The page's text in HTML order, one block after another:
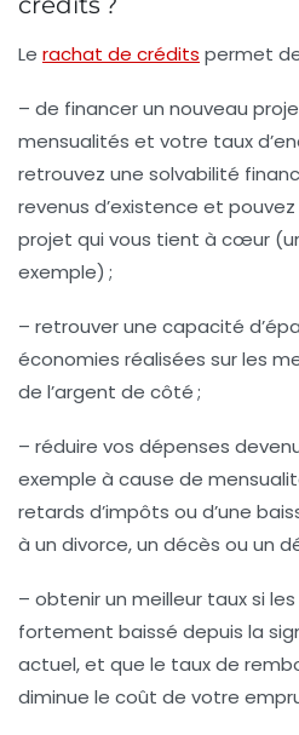
Le rachat de crédits permet
– de financer un nouveau
mensualités et votre taux
retrouvez une solvabilité
revenus d’existence et
projet qui vous tient à cœur
exemple) ;
– retrouver une capacité
économies réalisées sur les
de l’argent de côté ;
– réduire vos dépenses
exemple à cause de
retards d’impôts ou d’une
à un divorce, un décès ou un
– obtenir un meilleur taux si
fortement baissé depuis la
actuel, et que le taux de
diminue le coût de votre